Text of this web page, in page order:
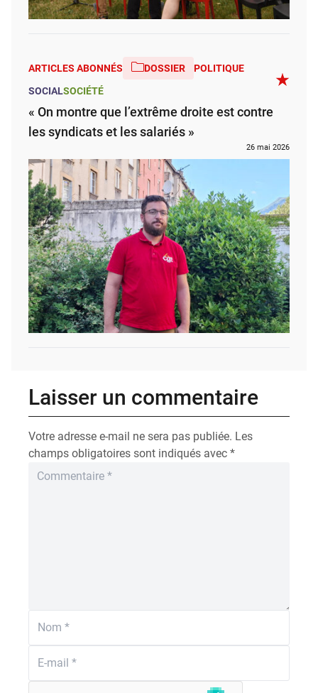
ARTICLES ABONNÉS DOSSIER
POLITIQUE
SOCIALSOCIÉTÉ
« On montre que l’extrême droite est contre
les syndicats et les salariés »
26 mai 2026
Laisser un commentaire
Votre adresse e-mail ne sera pas publiée. Les
champs obligatoires sont indiqués avec *